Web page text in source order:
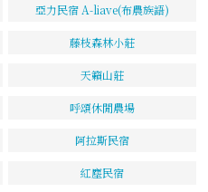
亞力民宿 A-liave(布農族語)
藤枝森林小莊
天籟山莊
呼頌休閒農場
阿拉斯民宿
紅塵民宿